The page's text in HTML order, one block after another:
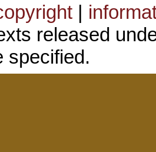
|
released
specified.